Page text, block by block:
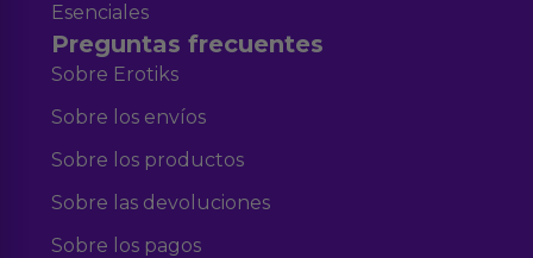
Esenciales
Preguntas frecuentes
Sobre Erotiks
Sobre los envíos
Sobre los productos
Sobre las devoluciones
Sobre los pagos